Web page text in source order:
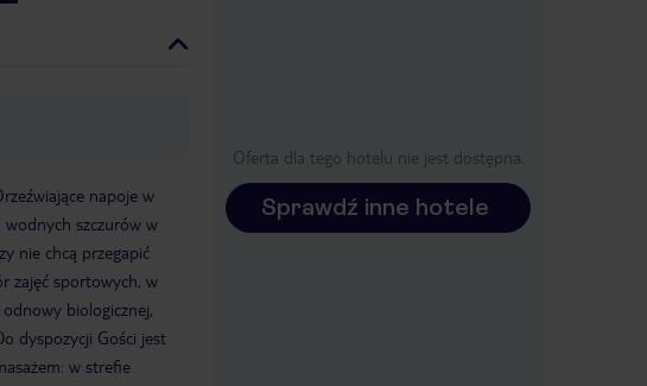
napoje w
wodnych szczurów w
nie chcą przegapić
zajęć sportowych, w
biologicznej,
dyspozycji Gości jest
w strefie
Oferta dla tego hotelu nie jest dostępna.
Sprawdź inne hotele